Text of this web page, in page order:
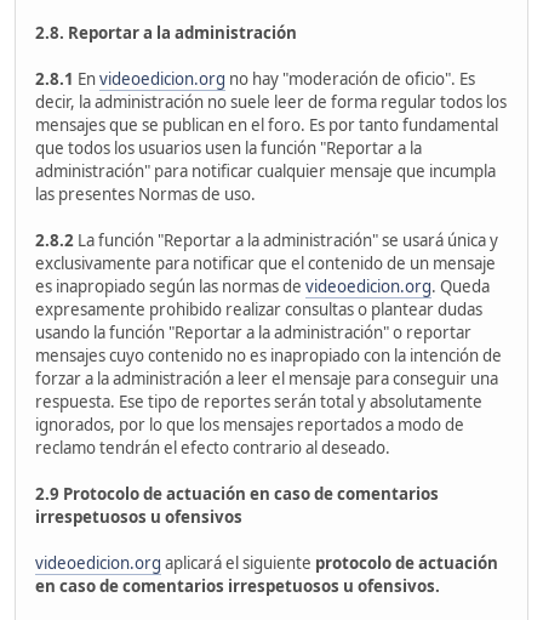
2.8. Reportar a la administración
2.8.1 Envideoedicion.org no hay "moderación de oficio". Es
decir, la administración no suele leer de forma regular todos los
mensajes que se publican en el foro. Es por tanto fundamental
que todos los usuarios usen la función "Reportar a la
administración" para notificar cualquier mensaje que incumpla
las presentes Normas de uso.
2.8.2 La función "Reportar a la administración" se usará única y
exclusivamente para notificar que el contenido de un mensaje
es inapropiado según las normas de videoedicion.org. Queda
expresamente prohibido realizar consultas o plantear dudas
usando la función "Reportar a la administración" o reportar
mensajes cuyo contenido no es inapropiado con la intención de
forzar a la administración a leer el mensaje para conseguir una
respuesta. Ese tipo de reportes serán total y absolutamente
ignorados, por lo que los mensajes reportados a modo de
reclamo tendrán el efecto contrario al deseado.
2.9 Protocolo de actuación en caso de comentarios
irrespetuosos u ofensivos
videoedicion.org aplicará el siguiente protocolo de actuación
en caso decomentarios irrespetuosos u ofensivos.